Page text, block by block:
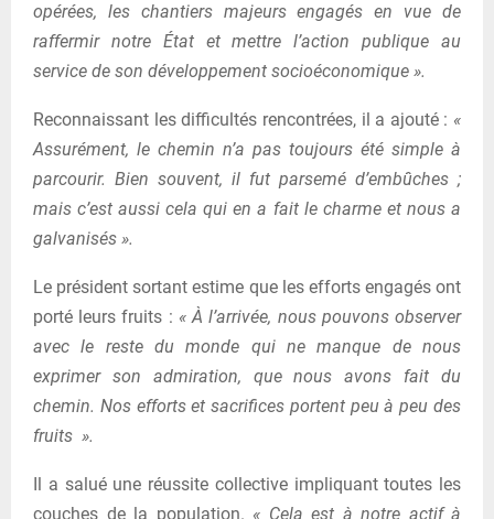
opérées, les chantiers majeurs engagés en vue de
raffermir notre État et mettre l’action publique au
service de son développement socioéconomique ».
Reconnaissant les difficultés rencontrées, il a ajouté : «
Assurément, le chemin n’a pas toujours été simple à
parcourir. Bien souvent, il fut parsemé d’embûches ;
mais c’est aussi cela qui en a fait le charme et nous a
galvanisés ».
Le président sortant estime que les efforts engagés ont
porté leurs fruits : « À l’arrivée, nous pouvons observer
avec le reste du monde qui ne manque de nous
exprimer son admiration, que nous avons fait du
chemin. Nos efforts et sacrifices portent peu à peu des
fruits ».
Il a salué une réussite collective impliquant toutes les
couches de la population. « Cela est à notre actif à